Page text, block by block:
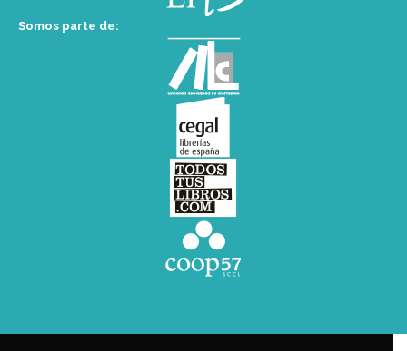
Somos parte de: